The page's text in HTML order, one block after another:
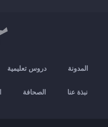
المدونة دروس تعليمية
نبذة عنا الصحافة